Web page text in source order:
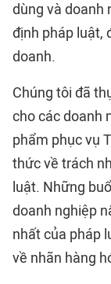
dùng và doanh
định pháp luật,
doanh.
Chúng tôi đã
cho các doanh
phẩm phục vụ
thức về trách
luật. Những
doanh nghiệp
nhất của pháp
về nhãn hàng